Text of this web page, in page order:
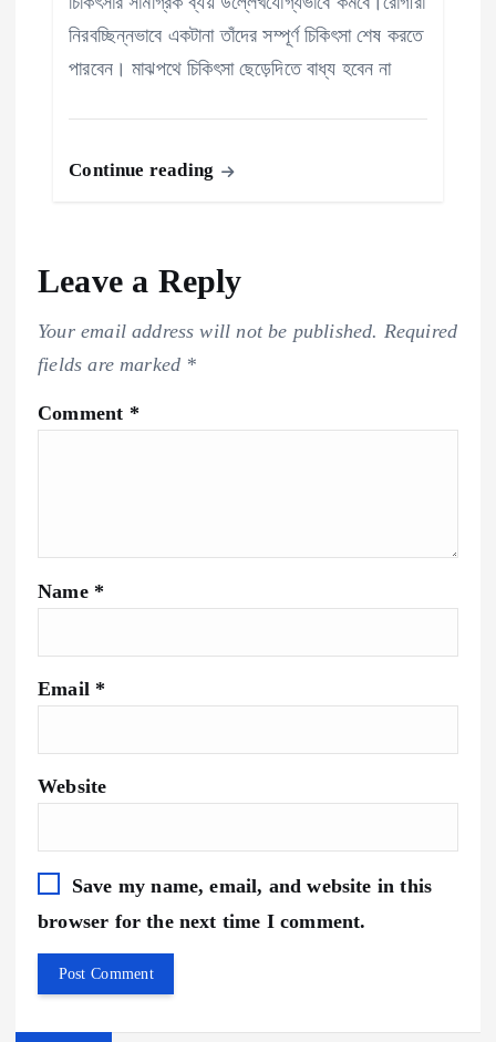
নিরবচ্ছিন্নভাবে একটানা তাঁদের সম্পূর্ণ চিকিৎসা শেষ করতে
পারবেন। মাঝপথে চিকিৎসা ছেড়েদিতে বাধ্য হবেন না
Continue reading
Leave a Reply
Your email address will not be published. Required
fields are marked *
Comment *
Name *
Email *
Website
Save my name, email, and website in this
browser for the next time I comment.